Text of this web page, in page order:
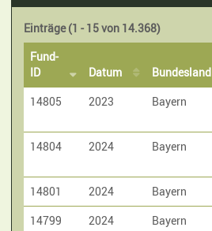
Einträge (1 - 15 von 14.368)
Fund-
ID
Datum Bundesland
14805
2023 Bayern
14804 2024 Bayern
14801 2024 Bayern
14799
2024 Bayern